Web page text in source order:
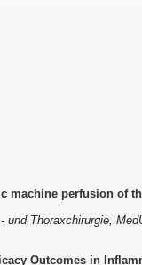
machine perfusion of
und Thoraxchirurgie,
Outcomes in